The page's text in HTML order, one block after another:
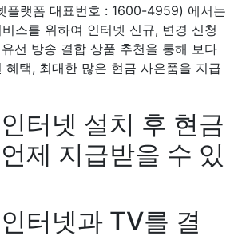
플랫폼 대표번호 : 1600-4959) 에서는
스를 위하여 인터넷 신규, 변경 신청
선 방송 결합 상품 추천을 통해 보다
혜택, 최대한 많은 현금 사은품을 지급
터넷 설치 후 현금
제 지급받을 수 있
터넷과 TV를 결